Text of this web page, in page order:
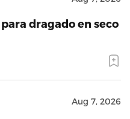
dragado en seco
Aug 7, 2026